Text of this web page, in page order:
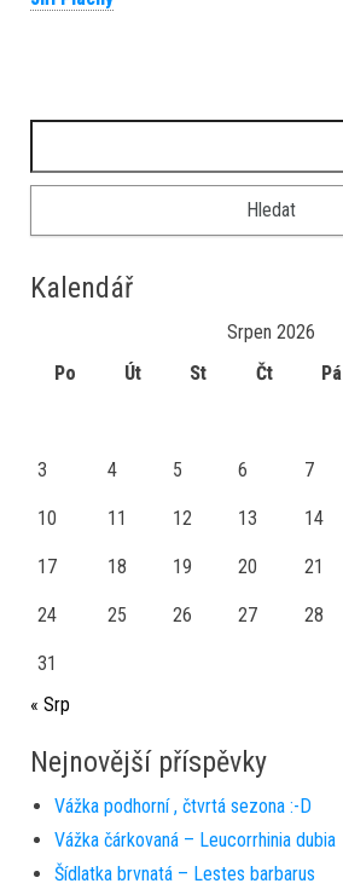
Kalendář
Srpen 2026
Po
Út St Čt Pá
3 4 5 6 7
10 11 12 13 14
17 18 19 20 21
24 25 26 27 28
31
« Srp
Nejnovější příspěvky
Vážka podhorní , čtvrtá sezona :-D
Vážka čárkovaná – Leucorrhinia dubia
Šídlatka brvnatá – Lestes barbarus